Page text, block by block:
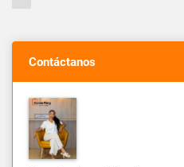
Contáctanos